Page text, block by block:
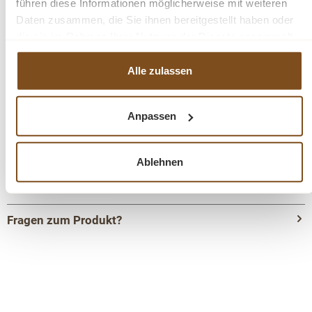
führen diese Informationen möglicherweise mit weiteren
Daten zusammen, die Sie ihnen bereitgestellt haben oder
haben.
Alle zulassen
Anpassen
Ablehnen
Die Abmessungen: H/B/T- 63 x 210 x 43 cm
Naturholz
Mango Holz
Fragen zum Produkt?